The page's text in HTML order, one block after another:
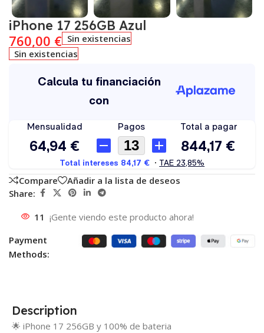
iPhone 17 256GB Azul
760,00 € Sin existencias
Sin existencias
Compare
Añadir a la lista de deseos
Share:
11 ¡Gente viendo este producto ahora!
Payment
Methods:
Description
🌟 iPhone 17 256GB y 100% de bateria